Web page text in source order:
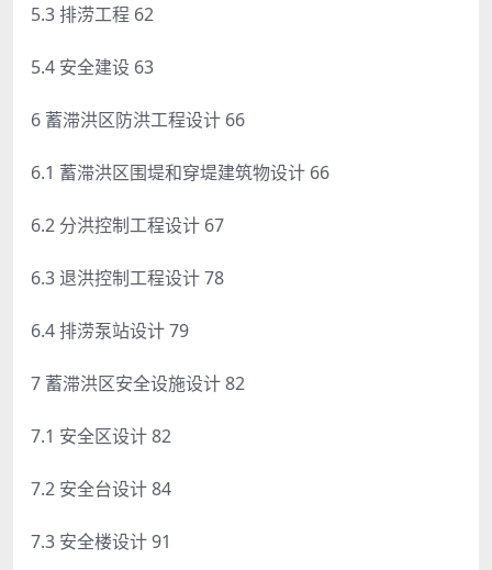
5.3 排涝工程 62
5.4 安全建设 63
6 蓄滞洪区防洪工程设计 66
6.1 蓄滞洪区围堤和穿堤建筑物设计 66
6.2 分洪控制工程设计 67
6.3 退洪控制工程设计 78
6.4 排涝泵站设计 79
7 蓄滞洪区安全设施设计 82
7.1 安全区设计 82
7.2 安全台设计 84
7.3 安全楼设计 91